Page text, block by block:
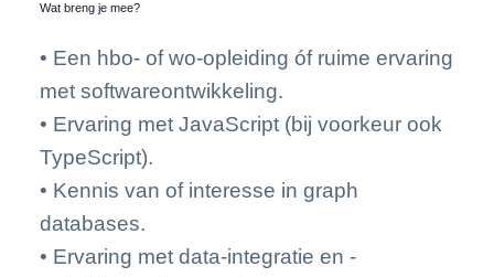
Wat breng je mee?
• Een hbo- of wo-opleiding óf ruime ervaring
met softwareontwikkeling.
• Ervaring met JavaScript (bij voorkeur ook
TypeScript).
• Kennis van of interesse in graph
databases.
• Ervaring met data-integratie en -